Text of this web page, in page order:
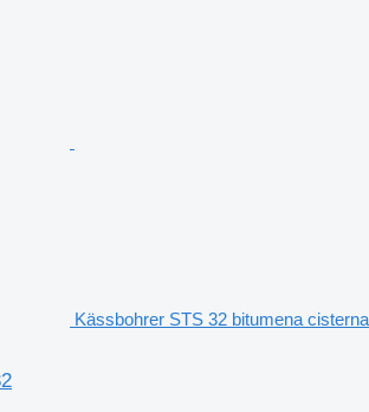
Kässbohrer STS 32 bitumena cisterna